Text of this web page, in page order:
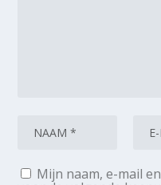
Mijn naam, e-mail